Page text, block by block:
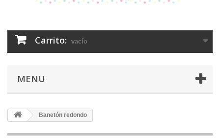
Carrito: vacío
MENU
Banetón redondo